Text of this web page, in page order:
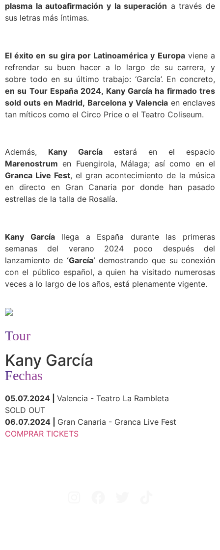
plasma la autoafirmación y la superación a través de
sus letras más íntimas.
El éxito en su gira por Latinoamérica y Europaviene a
refrendar su buen hacer a lo largo de su carrera, y
sobre todo en su último trabajo: ‘García’. En concreto,
en su Tour España 2024, Kany García ha firmado tres
sold outs en Madrid, Barcelona y Valenciaen enclaves
tan míticos como el Circo Price o el Teatro Coliseum.
Además, Kany García estará en el espacio
Marenostrum en Fuengirola, Málaga; así como en el
Granca Live Fest, el gran acontecimiento de la música
en directo en Gran Canaria por donde han pasado
estrellas de la talla de Rosalía.
Kany Garcíallega a España durante las primeras
semanas del verano 2024 poco después del
lanzamiento de ‘García’ demostrando que su conexión
con el público español, a quien ha visitado numerosas
veces a lo largo de los años, está plenamente vigente.
Tour
Kany García
Fechas
05.07.2024 | Valencia - Teatro La Rambleta
SOLD OUT
06.07.2024 | Gran Canaria - Granca Live Fest
COMPRAR TICKETS